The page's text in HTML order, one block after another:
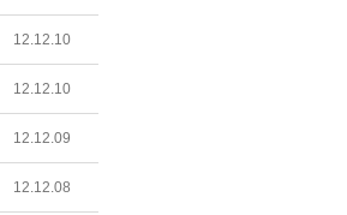
12.12.10
12.12.10
12.12.09
12.12.08